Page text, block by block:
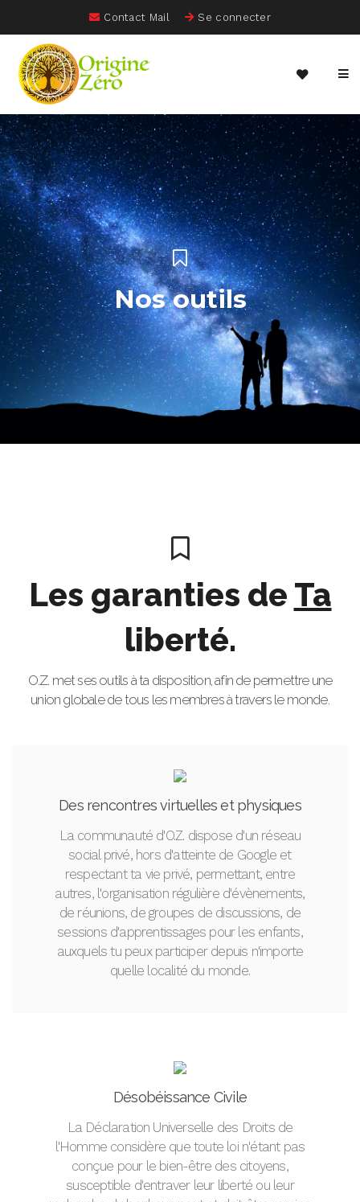
Contact Mail Se connecter
Nos outils
Les garanties de Ta
liberté.
O.Z. met ses outils à ta disposition, afin de permettre une
union globale de tous les membres à travers le monde.
Des rencontres virtuelles et physiques
La communauté d'O.Z. dispose d'un réseau
social privé, hors d'atteinte de Google et
respectant ta vie privé, permettant, entre
autres, l'organisation régulière d'évènements,
de réunions, de groupes de discussions, de
sessions d'apprentissages pour les enfants,
auxquels tu peux participer depuis n'importe
quelle localité du monde.
Désobéissance Civile
La Déclaration Universelle des Droits de
l'Homme considère que toute loi n'étant pas
conçue pour le bien-être des citoyens,
susceptible d'entraver leur liberté ou leur